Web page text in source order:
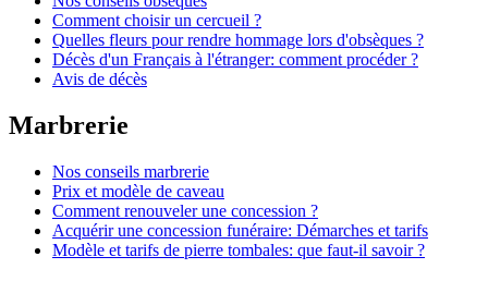
Comment choisir un cercueil ?
Quelles fleurs pour rendre hommage lors d'obsèques ?
Décès d'un Français à l'étranger: comment procéder ?
Avis de décès
Marbrerie
Nos conseils marbrerie
Prix et modèle de caveau
Comment renouveler une concession ?
Acquérir une concession funéraire: Démarches et tarifs
Modèle et tarifs de pierre tombales: que faut-il savoir ?